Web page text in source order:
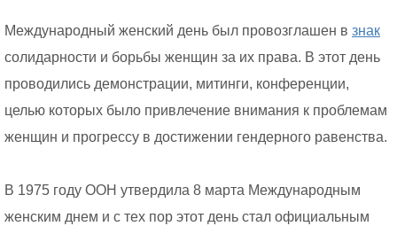
Международный женский день был провозглашен в знак
солидарности и борьбы женщин за их права. В этот день
проводились демонстрации, митинги, конференции,
целью которых было привлечение внимания к проблемам
женщин и прогрессу в достижении гендерного равенства.
В 1975 году ООН утвердила 8 марта Международным
женским днем и с тех пор этот день стал официальным